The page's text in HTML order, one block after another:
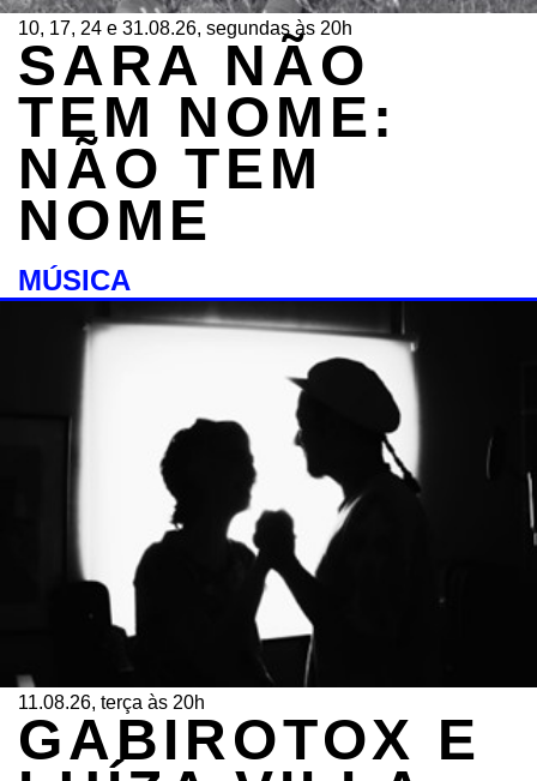
10, 17, 24 e 31.08.26, segundas às 20h
SARA NÃO
TEM NOME:
NÃO TEM
NOME
MÚSICA
11.08.26, terça às 20h
GABIROTOX E